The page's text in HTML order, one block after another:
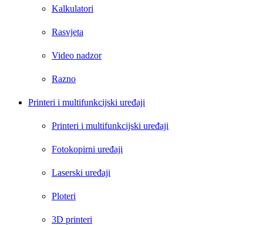
Kalkulatori
Rasvjeta
Video nadzor
Razno
Printeri i multifunkcijski uređaji
Printeri i multifunkcijski uređaji
Fotokopirni uređaji
Laserski uređaji
Ploteri
3D printeri